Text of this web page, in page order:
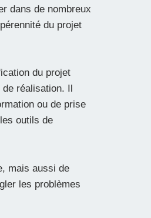
dans de nombreux
du projet
du projet
réalisation. Il
ou de prise
outils de
mais aussi de
les problèmes